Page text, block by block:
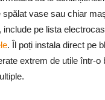
vase sau chiar
pe lista
. Îl poți instala direct pe
extrem de utile într-